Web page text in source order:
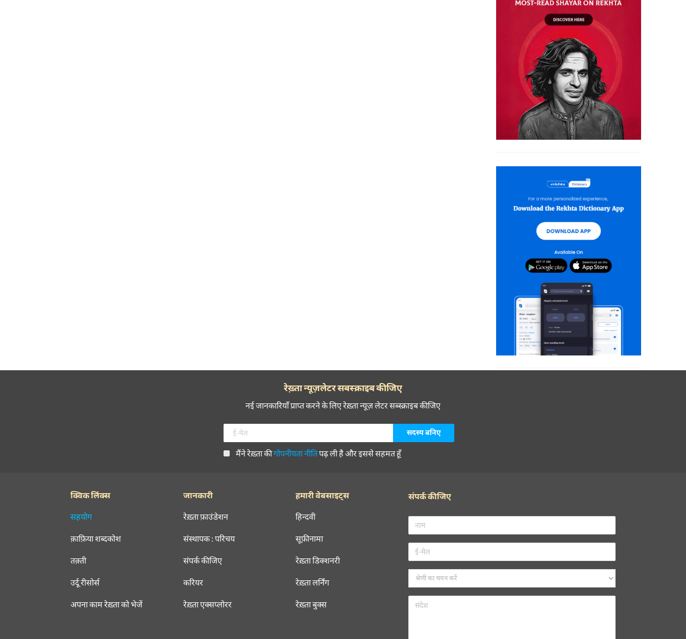
रेख़्ता न्यूज़लेटर सबस्क्राइब कीजिए
नई जानकारियाँ प्राप्त करने के लिए रेख़्ता न्यूज़ लेटर सब्स्क्राइब कीजिए
मैंने रेख़्ता कीगोपनीयता नीतिपढ़ ली है और इससे सहमत हूँ
क्विक लिंक्स
सहयोग
क़ाफ़िया शब्दकोश
तक़्ती
उर्दू रीसोर्स
अपना काम रेख़्ता को भेजें
जानकारी
रेख़्ता फ़ाउंडेशन
संस्थापक : परिचय
संपर्क कीजिए
करियर
रेख़्ता एक्सप्लोरर
हमारी वेबसाइट्स
हिन्दवी
सूफ़ीनामा
रेख़्ता डिक्शनरी
रेख़्ता लर्निंग
रेख़्ता बुक्स
संपर्क कीजिए